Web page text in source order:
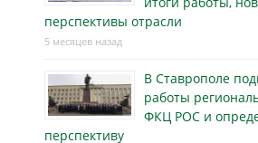
перспективы отрасли
5 месяцев назад
В Ставрополе
работы
ФКЦ РОС и
перспективу